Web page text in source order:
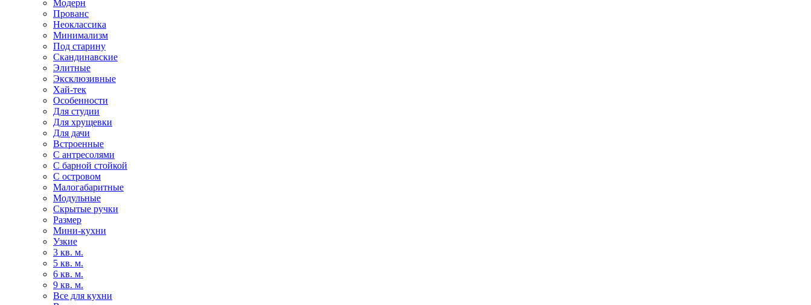
Модерн
Прованс
Неоклассика
Минимализм
Под старину
Скандинавские
Элитные
Эксклюзивные
Хай-тек
Особенности
Для студии
Для хрущевки
Для дачи
Встроенные
С антресолями
С барной стойкой
С островом
Малогабаритные
Модульные
Скрытые ручки
Размер
Мини-кухни
Узкие
3 кв. м.
5 кв. м.
6 кв. м.
9 кв. м.
Все для кухни